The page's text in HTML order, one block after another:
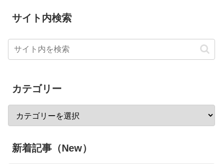
サイト内検索
カテゴリー
新着記事（New）